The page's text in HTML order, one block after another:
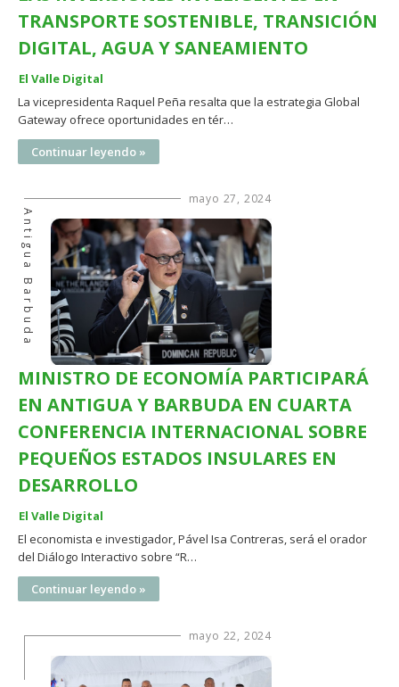
TRANSPORTE SOSTENIBLE, TRANSICIÓN
DIGITAL, AGUA Y SANEAMIENTO
El Valle Digital
La vicepresidenta Raquel Peña resalta que la estrategia Global
Gateway ofrece oportunidades en tér…
Continuar leyendo »
mayo 27, 2024
Antigua Barbuda
MINISTRO DE ECONOMÍA PARTICIPARÁ
EN ANTIGUA Y BARBUDA EN CUARTA
CONFERENCIA INTERNACIONAL SOBRE
PEQUEÑOS ESTADOS INSULARES EN
DESARROLLO
El Valle Digital
El economista e investigador, Pável Isa Contreras, será el orador
del Diálogo Interactivo sobre “R…
Continuar leyendo »
mayo 22, 2024